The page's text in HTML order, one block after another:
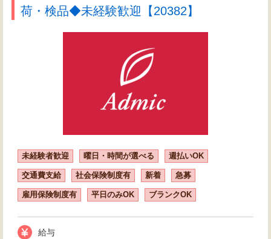
荷・検品◆未経験歓迎【20382】
未経験者歓迎 曜日・時間が選べる 週払いOK
交通費支給 社会保険制度有 新着 急募
雇用保険制度有 平日のみOK ブランクOK
給与